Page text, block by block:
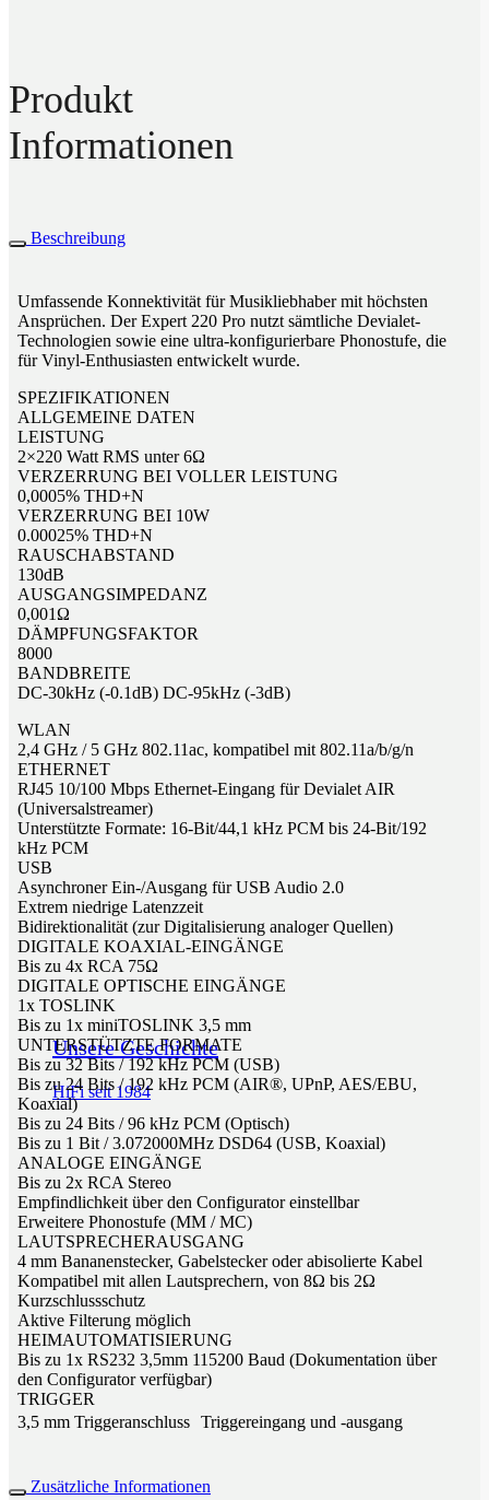
Unsere Geschichte
HiFi seit 1984
Produkt
Informationen
Beschreibung
Umfassende Konnektivität für Musikliebhaber mit höchsten
Ansprüchen. Der Expert 220 Pro nutzt sämtliche Devialet-
Technologien sowie eine ultra-konfigurierbare Phonostufe, die
für Vinyl-Enthusiasten entwickelt wurde.
SPEZIFIKATIONEN
ALLGEMEINE DATEN
LEISTUNG
2×220 Watt RMS unter 6Ω
VERZERRUNG BEI VOLLER LEISTUNG
0,0005% THD+N
VERZERRUNG BEI 10W
0.00025% THD+N
RAUSCHABSTAND
130dB
AUSGANGSIMPEDANZ
0,001Ω
DÄMPFUNGSFAKTOR
8000
BANDBREITE
DC-30kHz (-0.1dB) DC-95kHz (-3dB)
WLAN
2,4 GHz / 5 GHz 802.11ac, kompatibel mit 802.11a/b/g/n
ETHERNET
RJ45 10/100 Mbps Ethernet-Eingang für Devialet AIR
(Universalstreamer)
Unterstützte Formate: 16-Bit/44,1 kHz PCM bis 24-Bit/192
kHz PCM
USB
Asynchroner Ein-/Ausgang für USB Audio 2.0
Extrem niedrige Latenzzeit
Bidirektionalität (zur Digitalisierung analoger Quellen)
DIGITALE KOAXIAL-EINGÄNGE
Bis zu 4x RCA 75Ω
DIGITALE OPTISCHE EINGÄNGE
1x TOSLINK
Bis zu 1x miniTOSLINK 3,5 mm
UNTERSTÜTZTE FORMATE
Bis zu 32 Bits / 192 kHz PCM (USB)
Bis zu 24 Bits / 192 kHz PCM (AIR®, UPnP, AES/EBU,
Koaxial)
Bis zu 24 Bits / 96 kHz PCM (Optisch)
Bis zu 1 Bit / 3.072000MHz DSD64 (USB, Koaxial)
ANALOGE EINGÄNGE
Bis zu 2x RCA Stereo
Empfindlichkeit über den Configurator einstellbar
Erweitere Phonostufe (MM / MC)
LAUTSPRECHERAUSGANG
4 mm Bananenstecker, Gabelstecker oder abisolierte Kabel
Kompatibel mit allen Lautsprechern, von 8Ω bis 2Ω
Kurzschlussschutz
Aktive Filterung möglich
HEIMAUTOMATISIERUNG
Bis zu 1x RS232 3,5mm 115200 Baud (Dokumentation über
den Configurator verfügbar)
TRIGGER
3,5 mm Triggeranschluss Triggereingang und -ausgang
Zusätzliche Informationen